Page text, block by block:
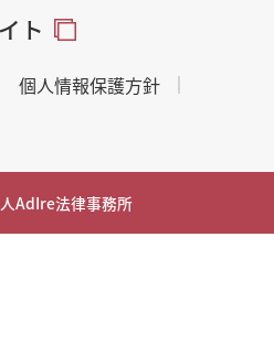
ト
個人情報保護方針
AdIre法律事務所